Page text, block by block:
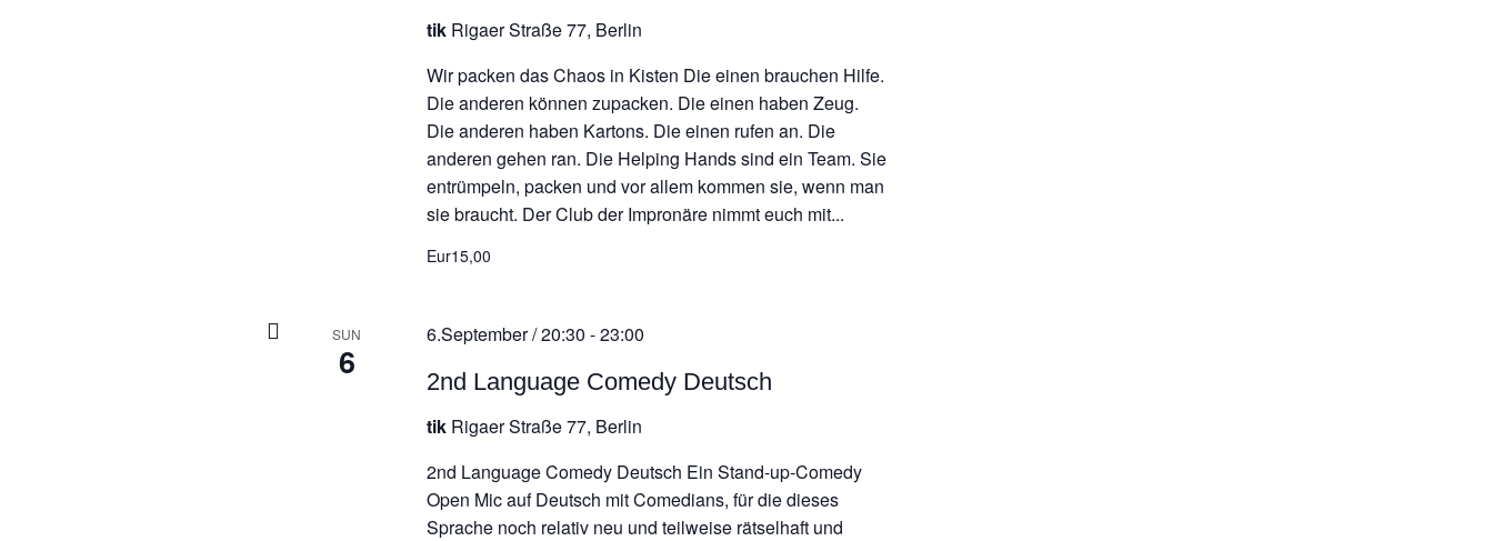
tik Rigaer Straße 77, Berlin
Wir packen das Chaos in Kisten Die einen brauchen Hilfe.
Die anderen können zupacken. Die einen haben Zeug.
Die anderen haben Kartons. Die einen rufen an. Die
anderen gehen ran. Die Helping Hands sind ein Team. Sie
entrümpeln, packen und vor allem kommen sie, wenn man
sie braucht. Der Club der Impronäre nimmt euch mit...
Eur15,00
SUN
6 2nd Language Comedy Deutsch
6.September / 20:30 -23:00
tik Rigaer Straße 77, Berlin
2nd Language Comedy Deutsch Ein Stand-up-Comedy
Open Mic auf Deutsch mit Comedians, für die dieses
Sprache noch relativ neu und teilweise rätselhaft und